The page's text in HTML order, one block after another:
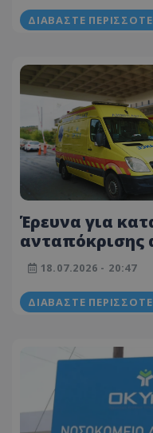
ΔΙΑΒΆΣΤΕ
Έρευνα για
ανταπόκρισης
αναφέρει ο
18.07.2026 - 20:47
ΔΙΑΒΆΣΤΕ